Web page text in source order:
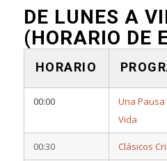
DE LUNES A
(HORARIO DE
HORARIO
00:00
Una Pausa
Vida
00:30 Clásicos